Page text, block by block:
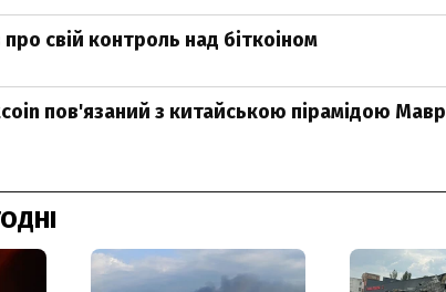
свій контроль над біткоіном
пов'язаний з китайською пірамідою